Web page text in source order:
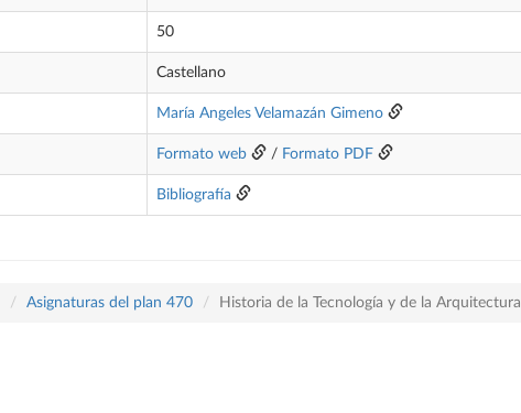
50
Castellano
María Angeles Velamazán Gimeno
Formato web / Formato PDF
Bibliografía
Asignaturas del plan 470 Historia de la Tecnología y de la Arquitectura